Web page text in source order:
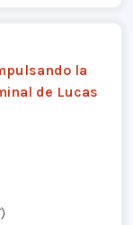
la
de Lucas